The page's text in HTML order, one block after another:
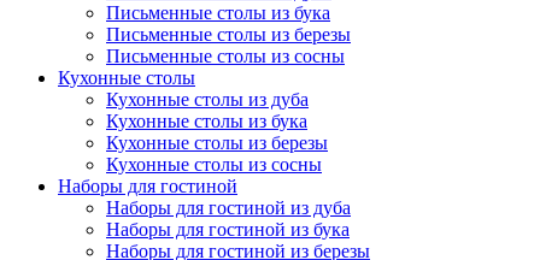
Письменные столы из бука
Письменные столы из березы
Письменные столы из сосны
Кухонные столы
Кухонные столы из дуба
Кухонные столы из бука
Кухонные столы из березы
Кухонные столы из сосны
Наборы для гостиной
Наборы для гостиной из дуба
Наборы для гостиной из бука
Наборы для гостиной из березы